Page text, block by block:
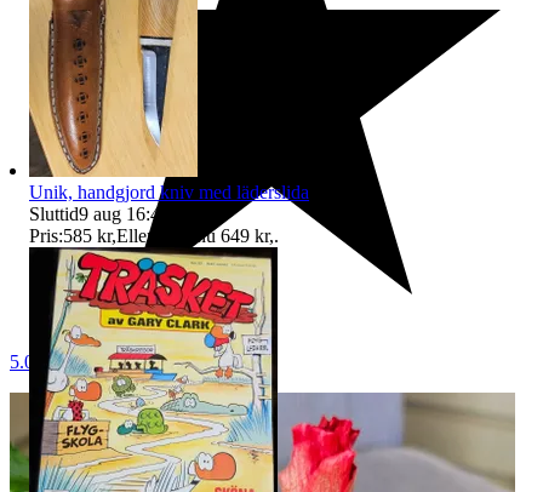
5.0
Unik, handgjord kniv med läderslida
Sluttid9 aug 16:40
Pris:585 kr,Eller Köp nu 649 kr,.